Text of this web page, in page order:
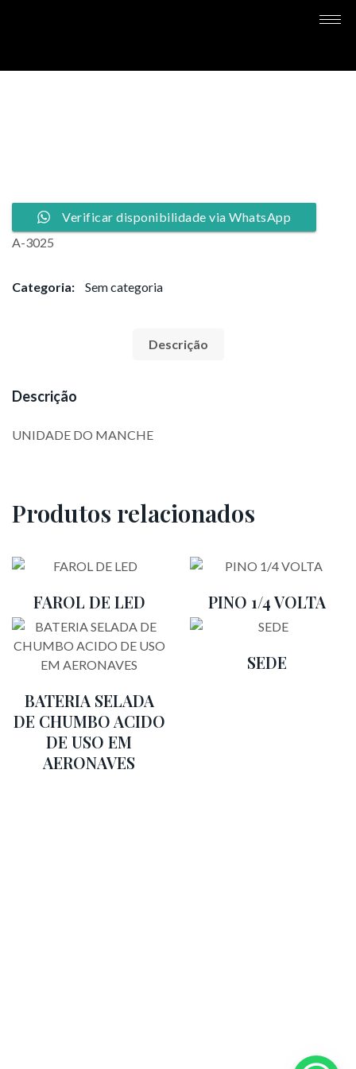
Verificar disponibilidade via WhatsApp
A-3025
Categoria: Sem categoria
Descrição
Descrição
UNIDADE DO MANCHE
Produtos relacionados
FAROL DE LED PINO 1/4 VOLTA
BATERIA SELADA
DE CHUMBO ACIDO
DE USO EM
AERONAVES
SEDE